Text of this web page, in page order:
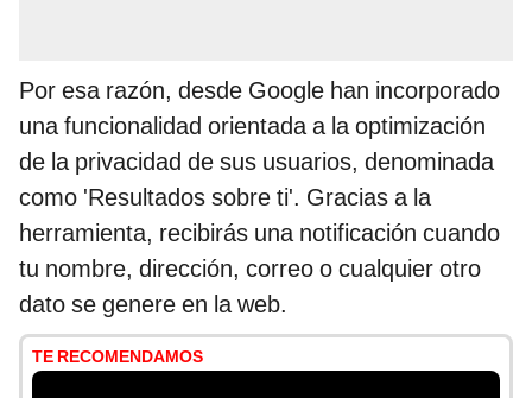
Por esa razón, desde Google han incorporado
una funcionalidad orientada a la optimización
de la privacidad de sus usuarios, denominada
como 'Resultados sobre ti'. Gracias a la
herramienta, recibirás una notificación cuando
tu nombre, dirección, correo o cualquier otro
dato se genere en la web.
TE RECOMENDAMOS